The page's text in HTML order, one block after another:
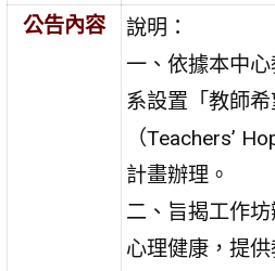
公告內容
說明：
一、依據本中
系設置「教師
（Teachers’
計畫辦理。
二、旨揭工作
心理健康，提